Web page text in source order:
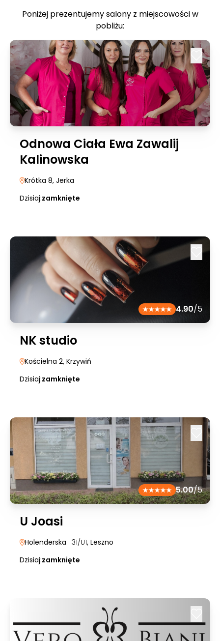
Poniżej prezentujemy salony z miejscowości w
pobliżu:
Odnowa Ciała Ewa Zawalij
Kalinowska
Krótka 8, Jerka
Dzisiaj:zamknięte
4.90/5
NK studio
Kościelna 2, Krzywiń
Dzisiaj:zamknięte
5.00/5
U Joasi
Holenderska | 31/U1, Leszno
Dzisiaj:zamknięte